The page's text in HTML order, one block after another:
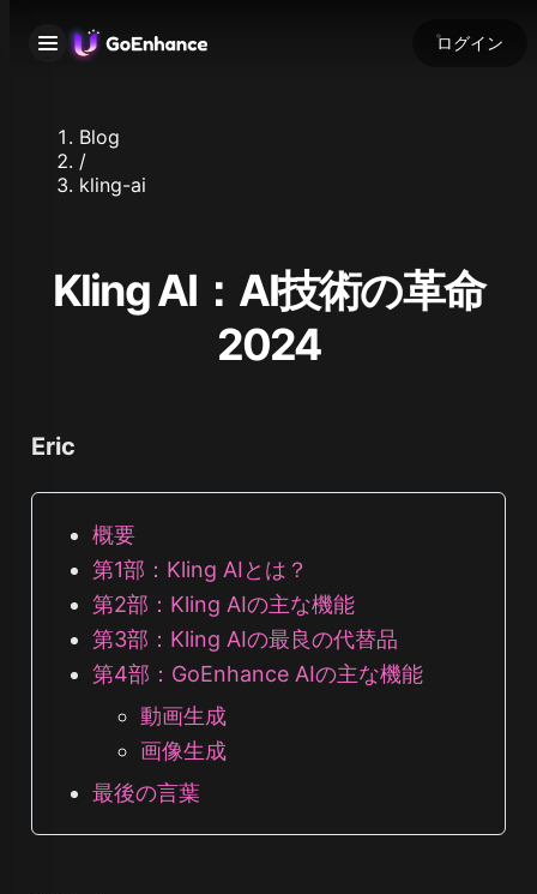
ログイン
Blog
/
kling-ai
Kling AI：AI技術の革命
2024
Eric
概要
第1部：Kling AIとは？
第2部：Kling AIの主な機能
第3部：Kling AIの最良の代替品
第4部：GoEnhance AIの主な機能
動画生成
画像生成
最後の言葉